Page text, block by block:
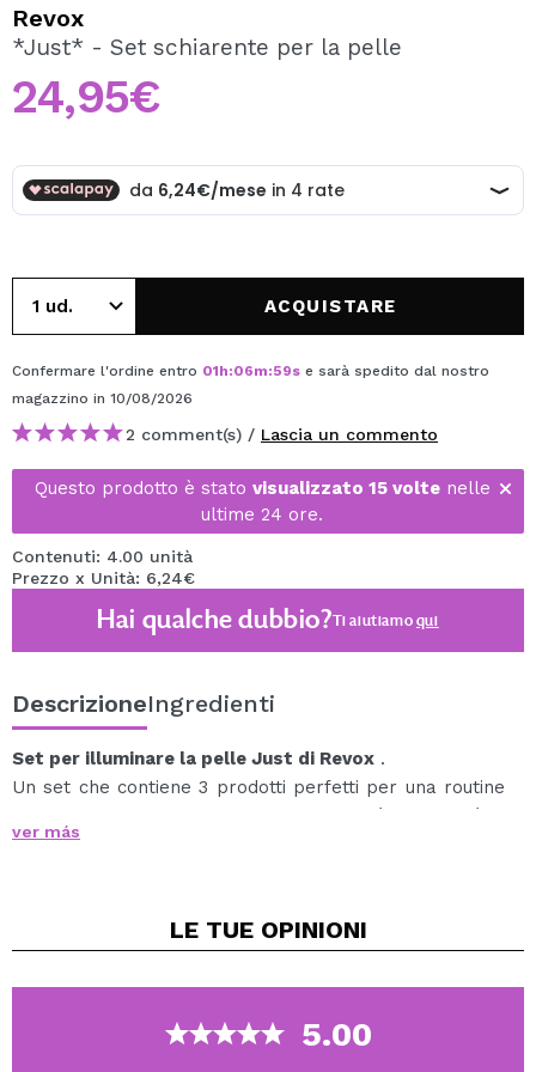
Creando un account su Maquibeauty.it potrai fare i tuoi
acquisti velocemente, controllare lo stato dei tuoi ordini e
consultare le tue operazioni precedenti.
CREARE UN ACCOUNT
Revox
*Just* - Set schiarente per la pelle
24,95€
ACQUISTARE
Confermare l'ordine entro 01h:06m:58s e sarà spedito dal nostro
magazzino in 10/08/2026
2 comment(s) / Lascia un commento
Questo prodotto è stato visualizzato 15 voltenelle
ultime 24 ore.
Contenuti: 4.00 unità
Prezzo x Unità: 6,24€
Hai qualche dubbio?Ti aiutiamoqui
DescrizioneIngredienti
Set per illuminare la pelle Just di Revox .
Un set che contiene 3 prodotti perfetti per una routine
di cura perfetta e completa che porterà luminosità e
splendore alla tua pelle.
detergente dalle impurità e trucco per il viso.
squalano per una detersione delicata ma efficace.
Scioglie gli accumuli quotidiani di sebo e sporco,
nonché tracce di SPF e trucco dal viso senza
ver más
LE TUE OPINIONI
5.00